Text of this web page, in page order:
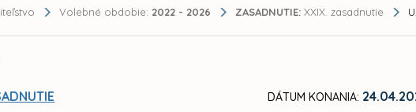
Volebné obdobie: 2022 - 2026 ZASADNUTIE: XXIX. zasadnutie
DÁTUM KONANIA: